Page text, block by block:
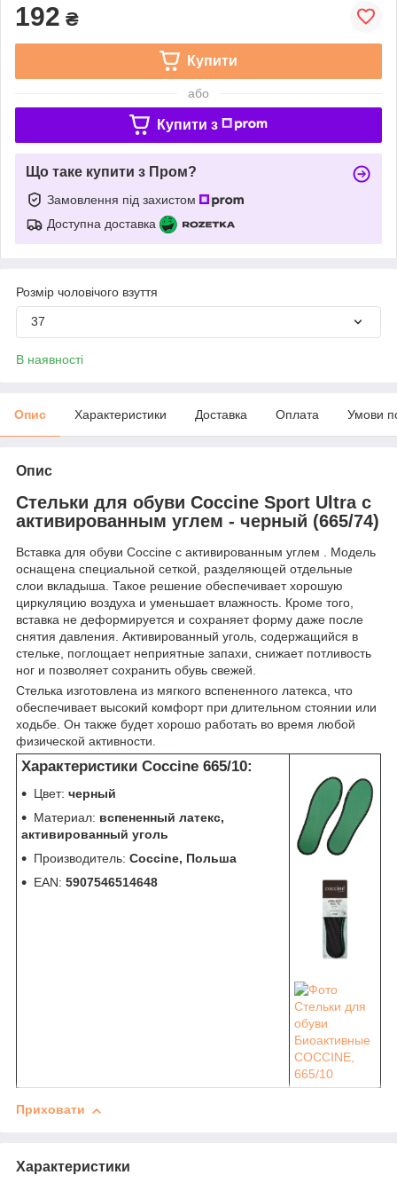
192 ₴
Купити
або
Купити з
Що таке купити з Пром?
Замовлення під захистом
Доступна доставка
Розмір чоловічого взуття
37
В наявності
Опис Характеристики Доставка Оплата Умови
Опис
Стельки для обуви Coccine Sport Ultra с
активированным углем - черный (665/74)
Вставка для обуви Coccine с активированным углем . Модель
оснащена специальной сеткой, разделяющей отдельные
слои вкладыша. Такое решение обеспечивает хорошую
циркуляцию воздуха и уменьшает влажность. Кроме того,
вставка не деформируется и сохраняет форму даже после
снятия давления. Активированный уголь, содержащийся в
стельке, поглощает неприятные запахи, снижает потливость
ног и позволяет сохранить обувь свежей.
Стелька изготовлена из мягкого вспененного латекса, что
обеспечивает высокий комфорт при длительном стоянии или
ходьбе. Он также будет хорошо работать во время любой
физической активности.
Характеристики Coccine 665/10:
Цвет: черный
Материал: вспененный латекс,
активированный уголь
Производитель: Coccine, Польша
EAN: 5907546514648
Приховати
Характеристики